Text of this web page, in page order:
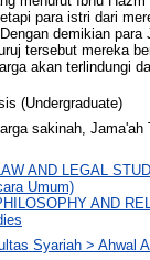
para istri dari
demikian
tersebut mereka
akan terlindungi
(Undergraduate)
sakinah,
AND LEGAL
Umum)
AND
Syariah > Ahwal